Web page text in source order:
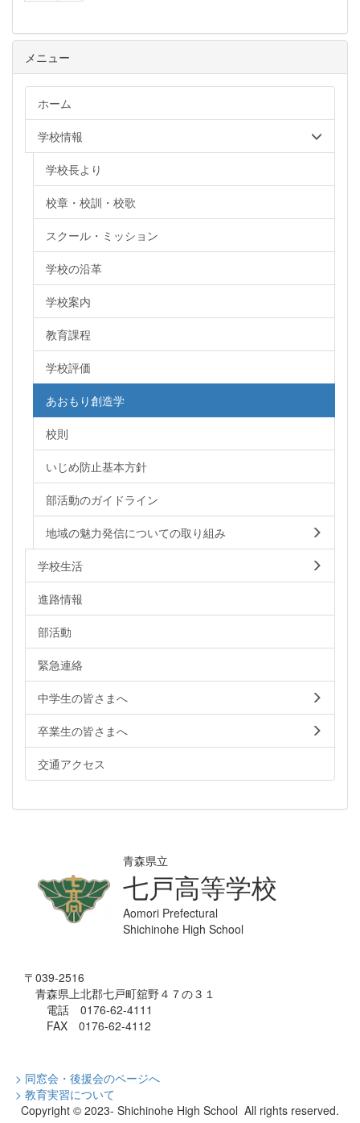
メニュー
ホーム
学校情報
学校長より
校章・校訓・校歌
スクール・ミッション
学校の沿革
学校案内
教育課程
学校評価
あおもり創造学
校則
いじめ防止基本方針
部活動のガイドライン
地域の魅力発信についての取り組み
学校生活
進路情報
部活動
緊急連絡
中学生の皆さまへ
卒業生の皆さまへ
交通アクセス
青森県立
七戸高等学校
Aomori Prefectural
Shichinohe High School
〒039-2516
青森県上北郡七戸町舘野４７の３１
電話 0176-62-4111
FAX 0176-62-4112
> 同窓会・後援会のページへ
> 教育実習について
Copyright © 2023- Shichinohe High School All rights reserved.